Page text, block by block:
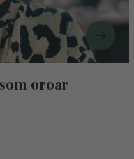
oroar